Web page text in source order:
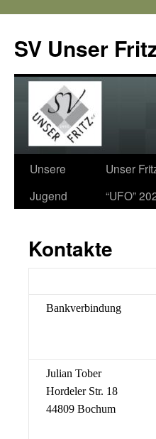
SV Unser
Zum
Inhalt
Unsere
Jugend
Unser
“UFO”
Kontakte
Bankverbindung
Julian Tober
Hordeler Str. 18
44809 Bochum